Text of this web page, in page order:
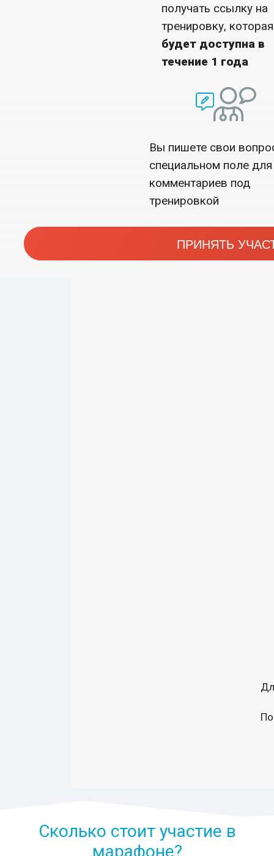
получать ссылку на
тренировку, которая
будет доступна в
течение 1 года
Вы пишете свои
специальном поле для
комментариев под
тренировкой
ПРИНЯТЬ
Сколько стоит участие в
марафоне?